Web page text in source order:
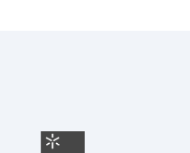
Fundação para a